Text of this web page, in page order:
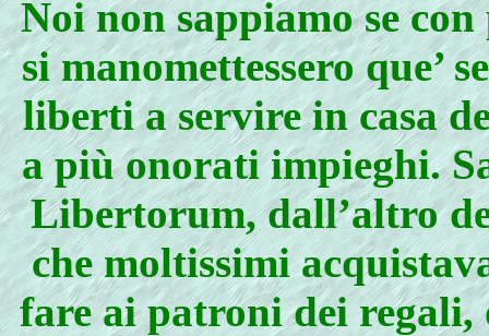
Noi non sappiamo se
si manomettessero que’
liberti a servire in casa
a più onorati impieghi.
Libertorum, dall’altro
che moltissimi
fare ai patroni dei regali,